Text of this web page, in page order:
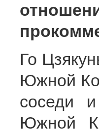
Го
Южной
соседи
Южной